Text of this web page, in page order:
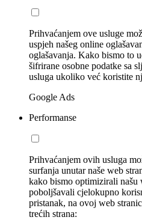
Prihvaćanjem ove usluge
uspjeh našeg online
oglašavanja. Kako bismo to
šifrirane osobne podatke sa
usluga ukoliko već koristite
Google Ads
Performanse
Prihvaćanjem ovih usluga
surfanja unutar naše web
kako bismo optimizirali
poboljšavali cjelokupno
pristanak, na ovoj web
trećih strana: